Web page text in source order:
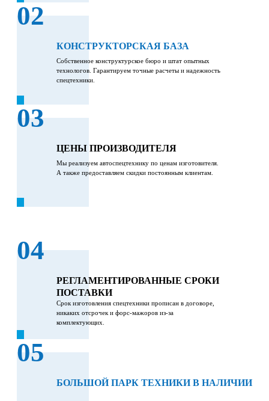
02
КОНСТРУКТОРСКАЯ БАЗА
Собственное конструктурское бюро и штат опытных
технологов. Гарантируем точные расчеты и надежность
спецтехники.
03
ЦЕНЫ ПРОИЗВОДИТЕЛЯ
Мы реализуем автоспецтехнику по ценам изготовителя.
А также предоставляем скидки постоянным клиентам.
04
РЕГЛАМЕНТИРОВАННЫЕ СРОКИ
ПОСТАВКИ
Срок изготовления спецтехники прописан в договоре,
никаких отсрочек и форс-мажоров из-за
комплектующих.
05
БОЛЬШОЙ ПАРК ТЕХНИКИ В НАЛИЧИИ